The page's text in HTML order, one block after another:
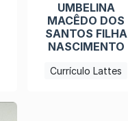
UMBELINA
MACÊDO DOS
SANTOS FILHA
NASCIMENTO
Currículo Lattes